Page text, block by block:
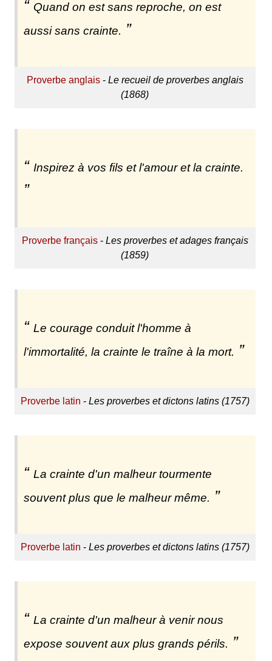
Quand on est sans reproche, on est
aussi sans crainte.
Proverbe anglais- Le recueil de proverbes anglais
(1868)
Inspirez à vos fils et l'amour et la crainte.
Proverbe français- Les proverbes et adages français
(1859)
Le courage conduit l'homme à
l'immortalité, la crainte le traîne à la mort.
Proverbe latin - Les proverbes et dictons latins (1757)
La crainte d'un malheur tourmente
souvent plus que le malheur même.
Proverbe latin - Les proverbes et dictons latins (1757)
La crainte d'un malheur à venir nous
expose souvent aux plus grands périls.